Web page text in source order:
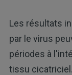
Les résultats
par le virus
périodes à
tissu